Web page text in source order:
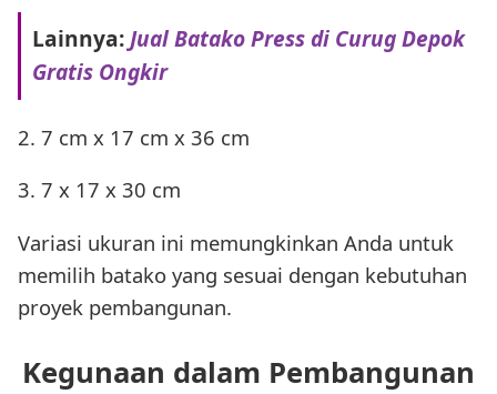
Lainnya:Jual Batako Press di Curug Depok
Gratis Ongkir
2. 7 cm x 17 cm x 36 cm
3. 7 x 17 x 30 cm
Variasi ukuran ini memungkinkan Anda untuk
memilih batako yang sesuai dengan kebutuhan
proyek pembangunan.
Kegunaan dalam Pembangunan